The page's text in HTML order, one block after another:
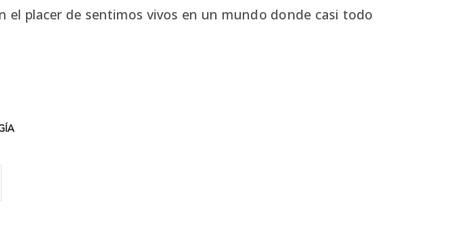
el placer de sentimos vivos en un mundo donde casi todo